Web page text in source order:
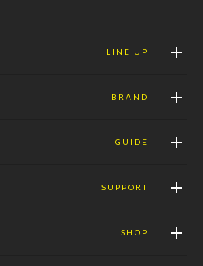
LINE UP
BRAND
GUIDE
SUPPORT
SHOP